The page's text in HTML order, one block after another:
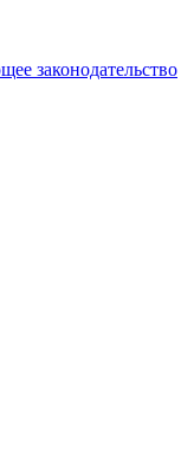
законодательство